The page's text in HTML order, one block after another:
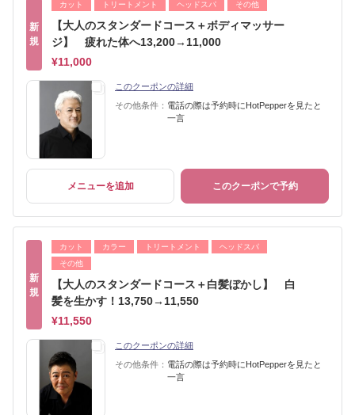
新
規
カット トリートメント ヘッドスパ その他
【大人のスタンダードコース＋ボディマッサー
ジ】 疲れた体へ13,200→11,000
¥11,000
このクーポンの詳細
その他条件： 電話の際は予約時にHotPepperを見たと
一言
メニューを追加 このクーポンで予約
新
規
カット カラー トリートメント
ヘッドスパ
その他
【大人のスタンダードコース＋白髪ぼかし】 白
髪を生かす！13,750→11,550
¥11,550
このクーポンの詳細
その他条件： 電話の際は予約時にHotPepperを見たと
一言